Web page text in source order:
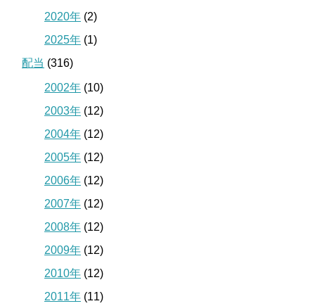
2020年 (2)
2025年 (1)
配当 (316)
2002年 (10)
2003年 (12)
2004年 (12)
2005年 (12)
2006年 (12)
2007年 (12)
2008年 (12)
2009年 (12)
2010年 (12)
2011年 (11)